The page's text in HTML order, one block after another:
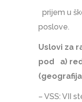
prijem u
poslove.
Uslovi za
pod a)
– VSS: VII